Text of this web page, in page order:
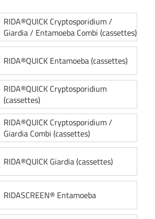
RIDA®QUICK Cryptosporidium /
Giardia / Entamoeba Combi (cassettes)
RIDA®QUICK Entamoeba (cassettes)
RIDA®QUICK Cryptosporidium
(cassettes)
RIDA®QUICK Cryptosporidium /
Giardia Combi (cassettes)
RIDA®QUICK Giardia (cassettes)
RIDASCREEN® Entamoeba